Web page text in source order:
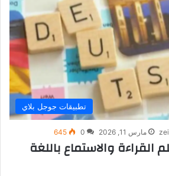
تطبيقات جوجل بلاي
مارس 11, 2026 0
645
والاستماع باللغة